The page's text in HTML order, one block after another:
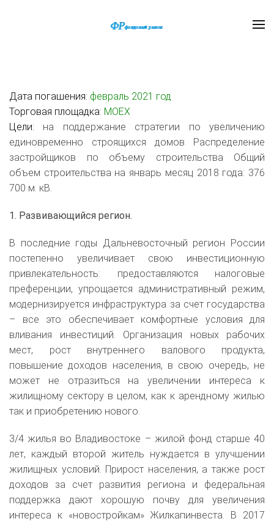
Дата погашения: февраль 2021 год
Торговая площадка: MOEX
Цели: на поддержание стратегии по увеличению
единовременно строящихся домов Распределение
застройщиков по объему строительства Общий
объем строительства на январь месяц 2018 года: 376
700 м. кВ.
1. Развивающийся регион.
В последние годы Дальневосточный регион России
постепенно увеличивает свою инвестиционную
привлекательность: предоставляются налоговые
преференции, упрощается административный режим,
модернизируется инфраструктура за счет государства
– все это обеспечивает комфортные условия для
вливания инвестиций. Организация новых рабочих
мест, рост внутреннего валового продукта,
повышение доходов населения, в свою очередь, не
может не отразиться на увеличении интереса к
жилищному сектору в целом, как к арендному жилью
так и приобретению нового.
3/4 жилья во Владивостоке – жилой фонд старше 40
лет, каждый второй житель нуждается в улучшении
жилищных условий. Прирост населения, а также рост
доходов за счет развития региона и федеральная
поддержка дают хорошую почву для увеличения
интереса к «новостройкам» Жилкапинвеста. В 2017